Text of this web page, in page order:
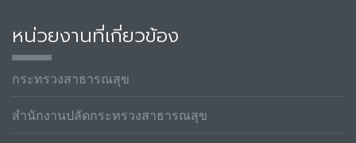
หน่วยงานที่เกี่ยวข้อง
กระทรวงสาธารณสุข
สำนักงานปลัดกระทรวงสาธารณสุข